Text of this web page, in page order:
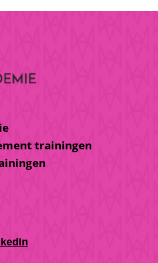
trainingen